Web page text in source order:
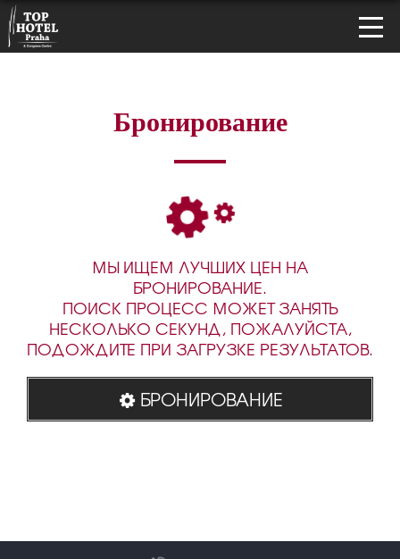
Бронирование
МЫ ИЩЕМ ЛУЧШИХ ЦЕН НА
БРОНИРОВАНИЕ.
ПОИСК ПРОЦЕСС МОЖЕТ ЗАНЯТЬ
НЕСКОЛЬКО СЕКУНД, ПОЖАЛУЙСТА,
ПОДОЖДИТЕ ПРИ ЗАГРУЗКЕ РЕЗУЛЬТАТОВ.
БРОНИРОВАНИЕ